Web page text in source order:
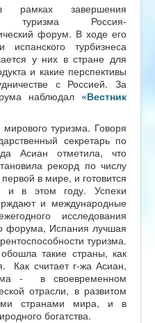
рамках завершения
туризма Россия-
форум. В ходе его
испанского турбизнеса
у них в стране для
и какие перспективы
с Россией. За
наблюдал «Вестник
туризма. Говоря
секретарь по
Асиан отметила, что
рекорд по числу
в мире, и готовится
и в этом году. Успехи
и международные
исследования
форума, Испания лучшая
туризма.
такие страны, как
Как считает г-жа Асиан,
- в своевременном
отрасли, в развитом
странами мира, и в
богатства.